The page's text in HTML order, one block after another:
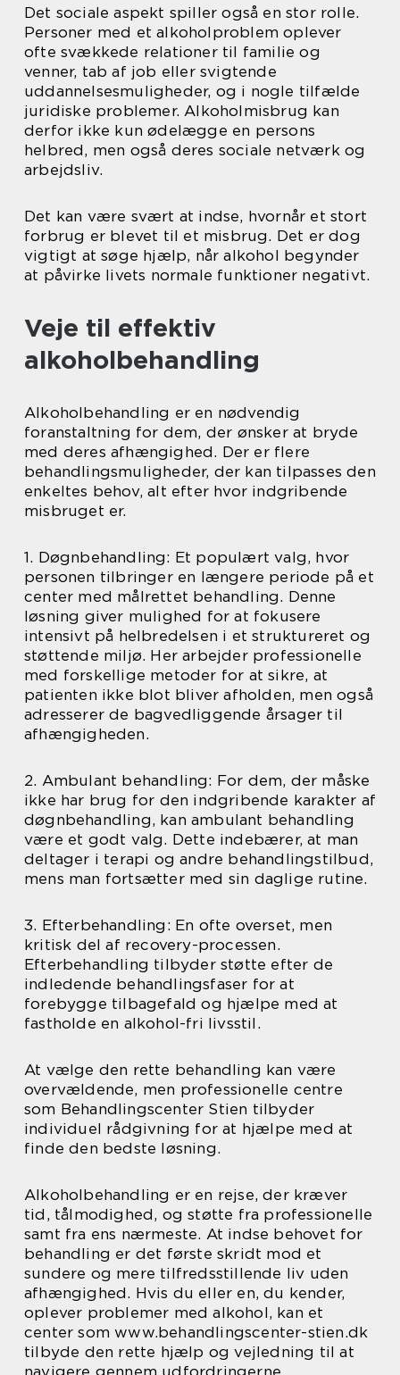
Det sociale aspekt spiller også en stor rolle.
Personer med et alkoholproblem oplever
ofte svækkede relationer til familie og
venner, tab af job eller svigtende
uddannelsesmuligheder, og i nogle tilfælde
juridiske problemer. Alkoholmisbrug kan
derfor ikke kun ødelægge en persons
helbred, men også deres sociale netværk og
arbejdsliv.
Det kan være svært at indse, hvornår et stort
forbrug er blevet til et misbrug. Det er dog
vigtigt at søge hjælp, når alkohol begynder
at påvirke livets normale funktioner negativt.
Veje til effektiv
alkoholbehandling
Alkoholbehandling er en nødvendig
foranstaltning for dem, der ønsker at bryde
med deres afhængighed. Der er flere
behandlingsmuligheder, der kan tilpasses den
enkeltes behov, alt efter hvor indgribende
misbruget er.
1. Døgnbehandling: Et populært valg, hvor
personen tilbringer en længere periode på et
center med målrettet behandling. Denne
løsning giver mulighed for at fokusere
intensivt på helbredelsen i et struktureret og
støttende miljø. Her arbejder professionelle
med forskellige metoder for at sikre, at
patienten ikke blot bliver afholden, men også
adresserer de bagvedliggende årsager til
afhængigheden.
2. Ambulant behandling: For dem, der måske
ikke har brug for den indgribende karakter af
døgnbehandling, kan ambulant behandling
være et godt valg. Dette indebærer, at man
deltager i terapi og andre behandlingstilbud,
mens man fortsætter med sin daglige rutine.
3. Efterbehandling: En ofte overset, men
kritisk del af recovery-processen.
Efterbehandling tilbyder støtte efter de
indledende behandlingsfaser for at
forebygge tilbagefald og hjælpe med at
fastholde en alkohol-fri livsstil.
At vælge den rette behandling kan være
overvældende, men professionelle centre
som Behandlingscenter Stien tilbyder
individuel rådgivning for at hjælpe med at
finde den bedste løsning.
Alkoholbehandling er en rejse, der kræver
tid, tålmodighed, og støtte fra professionelle
samt fra ens nærmeste. At indse behovet for
behandling er det første skridt mod et
sundere og mere tilfredsstillende liv uden
afhængighed. Hvis du eller en, du kender,
oplever problemer med alkohol, kan et
center som www.behandlingscenter-stien.dk
tilbyde den rette hjælp og vejledning til at